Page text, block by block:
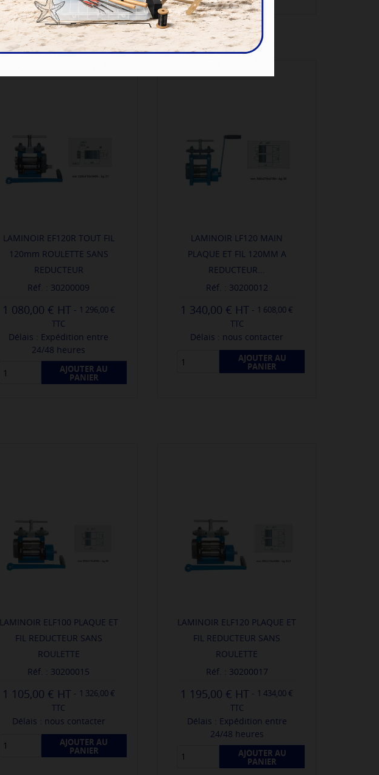
LAMINOIR EF120R TOUT FIL
120mm ROULETTE SANS
REDUCTEUR
Réf. : 30200009
1 080,00 € - 1 296,00 €
TTC
Délais : Expédition entre
24/48 heures
AJOUTER AU
PANIER
LAMINOIR LF120 MAIN
PLAQUE ET FIL 120MM A
REDUCTEUR...
Réf. : 30200012
1 340,00 € - 1 608,00 €
TTC
Délais : nous contacter
AJOUTER AU
PANIER
LAMINOIR ELF100 PLAQUE ET
FIL REDUCTEUR SANS
ROULETTE
Réf. : 30200015
1 105,00 € - 1 326,00 €
TTC
Délais : nous contacter
AJOUTER AU
PANIER
LAMINOIR ELF120 PLAQUE ET
FIL REDUCTEUR SANS
ROULETTE
Réf. : 30200017
1 195,00 € - 1 434,00 €
TTC
Délais : Expédition entre
24/48 heures
AJOUTER AU
PANIER